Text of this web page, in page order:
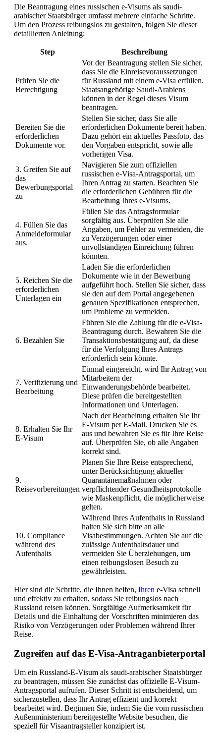
Die Beantragung eines russischen e-Visums als saudi-
arabischer Staatsbürger umfasst mehrere einfache Schritte.
Um den Prozess reibungslos zu gestalten, folgen Sie dieser
detaillierten Anleitung:
Step Beschreibung
Prüfen Sie die
Berechtigung
Vor der Beantragung stellen Sie sicher,
dass Sie die Einreisevoraussetzungen
für Russland mit einem e-Visa erfüllen.
Staatsangehörige Saudi-Arabiens
können in der Regel dieses Visum
beantragen.
Bereiten Sie die
erforderlichen
Dokumente vor.
Stellen Sie sicher, dass Sie alle
erforderlichen Dokumente bereit haben.
Dazu gehört ein aktuelles Passfoto, das
den Vorgaben entspricht, sowie alle
vorherigen Visa.
3. Greifen Sie auf
das
Bewerbungsportal
zu
Navigieren Sie zum offiziellen
russischen e-Visa-Antragsportal, um
Ihren Antrag zu starten. Beachten Sie
die erforderlichen Gebühren für die
Bearbeitung Ihres e-Visums.
4. Füllen Sie das
Anmeldeformular
aus.
Füllen Sie das Antragsformular
sorgfältig aus. Überprüfen Sie alle
Angaben, um Fehler zu vermeiden, die
zu Verzögerungen oder einer
unvollständigen Einreichung führen
könnten.
5. Reichen Sie die
erforderlichen
Unterlagen ein
Laden Sie die erforderlichen
Dokumente wie in der Bewerbung
aufgeführt hoch. Stellen Sie sicher, dass
sie den auf dem Portal angegebenen
genauen Spezifikationen entsprechen,
um Probleme zu vermeiden.
6. Bezahlen Sie
Führen Sie die Zahlung für die e-Visa-
Beantragung durch. Bewahren Sie die
Transaktionsbestätigung auf, da diese
für die Verfolgung Ihres Antrags
erforderlich sein könnte.
7. Verifizierung und
Bearbeitung
Einmal eingereicht, wird Ihr Antrag von
Mitarbeitern der
Einwanderungsbehörde bearbeitet.
Diese prüfen die bereitgestellten
Informationen und Unterlagen.
8. Erhalten Sie Ihr
E-Visum
Nach der Bearbeitung erhalten Sie Ihr
E-Visum per E-Mail. Drucken Sie es
aus und bewahren Sie es für Ihre Reise
auf. Überprüfen Sie, ob alle Angaben
korrekt sind.
9.
Reisevorbereitungen
Planen Sie Ihre Reise entsprechend,
unter Berücksichtigung aktueller
Quarantänemaßnahmen oder
verpflichtender Gesundheitsprotokolle
wie Maskenpflicht, die möglicherweise
gelten.
10. Compliance
während des
Aufenthalts
Während Ihres Aufenthalts in Russland
halten Sie sich bitte an alle
Visabestimmungen. Achten Sie auf die
zulässige Aufenthaltsdauer und
vermeiden Sie Überziehungen, um
einen reibungslosen Besuch zu
gewährleisten.
Hier sind die Schritte, die Ihnen helfen, Ihren e-Visa schnell
und effektiv zu erhalten, sodass Sie reibungslos nach
Russland reisen können. Sorgfältige Aufmerksamkeit für
Details und die Einhaltung der Vorschriften minimieren das
Risiko von Verzögerungen oder Problemen während Ihrer
Reise.
Zugreifen auf das E-Visa-Antraganbieterportal
Um ein Russland-E-Visum als saudi-arabischer Staatsbürger
zu beantragen, müssen Sie zunächst das offizielle E-Visum-
Antragsportal aufrufen. Dieser Schritt ist entscheidend, um
sicherzustellen, dass Ihr Antrag effizient und korrekt
bearbeitet wird. Beginnen Sie, indem Sie die vom russischen
Außenministerium bereitgestellte Website besuchen, die
speziell für Visaantragsteller konzipiert ist.